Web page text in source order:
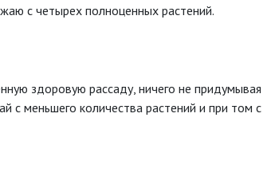
с четырех полноценных растений.
здоровую рассаду, ничего не придумывая
с меньшего количества растений и при том с